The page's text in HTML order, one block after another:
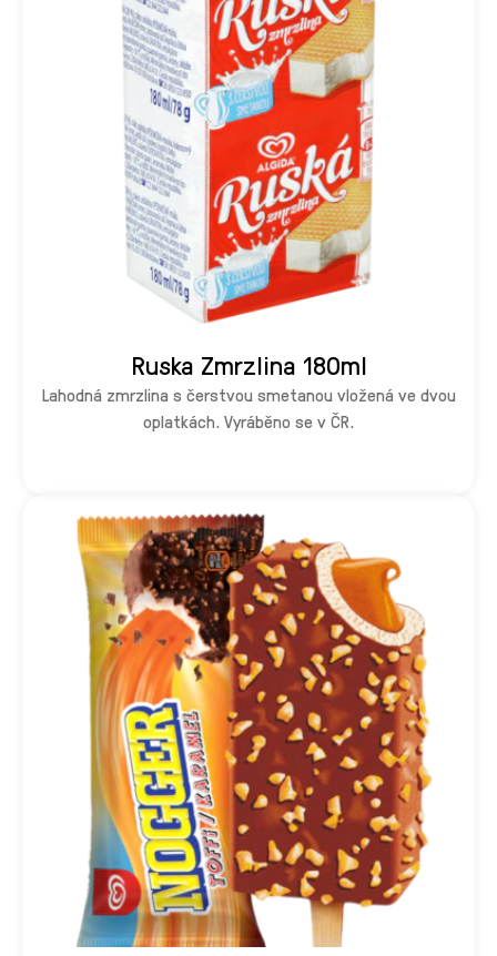
Ruska Zmrzlina 180ml
Lahodná zmrzlina s čerstvou smetanou vložená ve dvou
oplatkách. Vyráběno se v ČR.